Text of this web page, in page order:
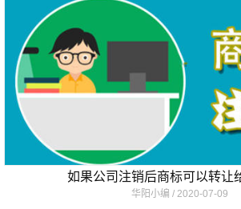
如果公司注销后商标可以转让
华阳小编 2020-07-09